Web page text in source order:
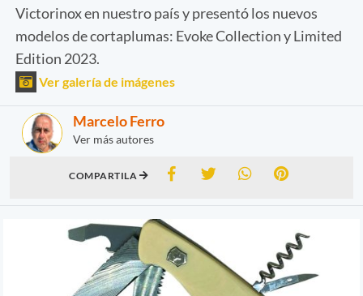
Victorinox en nuestro país y presentó los nuevos
modelos de cortaplumas: Evoke Collection y Limited
Edition 2023.
Ver galería de imágenes
Marcelo Ferro
Ver más autores
COMPARTILA